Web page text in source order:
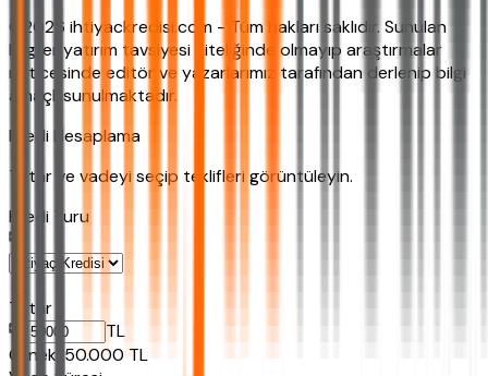
©2026 ihtiyackredisi.com - Tüm hakları saklıdır. Sunulan
bilgiler yatırım tavsiyesi niteliğinde olmayıp araştırmalar
neticesinde editör ve yazarlarımız tarafından derlenip bilgi
amaçlı sunulmaktadır.
Kredi Hesaplama
Tutar ve vadeyi seçip teklifleri görüntüleyin.
Kredi Turu
Tutar
TL
Ornek: 50.000 TL